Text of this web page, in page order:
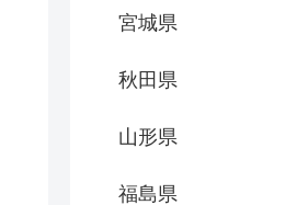
宮城県
秋田県
山形県
福島県